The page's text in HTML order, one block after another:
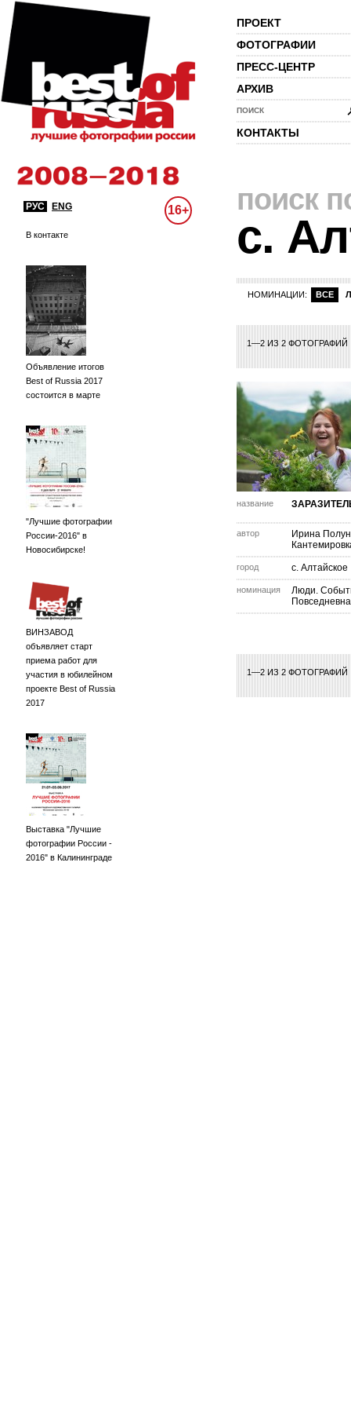
ПРОЕКТ
ФОТОГРАФИИ
ПРЕСС-ЦЕНТР
АРХИВ
ПОИСК
КОНТАКТЫ
РУС ENG 16+
В контакте
Объявление итогов
Best of Russia 2017
состоится в марте
"Лучшие фотографии
России-2016" в
Новосибирске!
ВИНЗАВОД
объявляет старт
приема работ для
участия в юбилейном
проекте Best of Russia
2017
Выставка "Лучшие
фотографии России -
2016" в Калининграде
поиск
с.
НОМИНАЦИИ: ВСЕ
1—2 ИЗ 2 ФОТОГРАФИЙ
название
автор
Ирина
город с. Алтайское
номинация
Люди.
1—2 ИЗ 2 ФОТОГРАФИЙ